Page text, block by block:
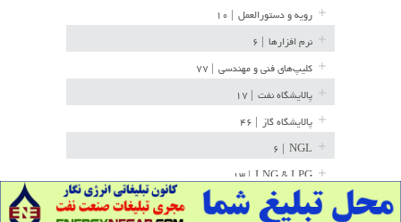
رویه و دستورالعمل
نرم افزارها
کلیپ‌های فنی و مهندسی
پالایشگاه نفت
پالایشگاه گاز
NGL
LNG & LPG | ۱۳
خط لوله | ۳۶